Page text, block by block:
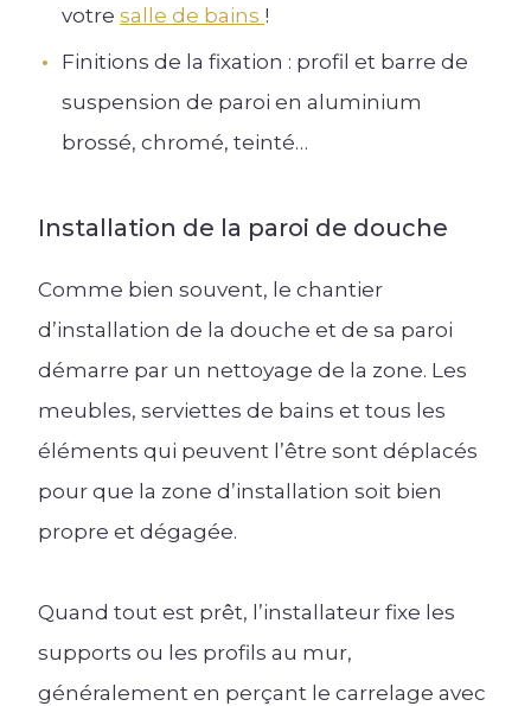
votre salle de bains !
Finitions de la fixation : profil et barre de
suspension de paroi en aluminium
brossé, chromé, teinté…
Installation de la paroi de douche
Comme bien souvent, le chantier
d’installation de la douche et de sa paroi
démarre par un nettoyage de la zone. Les
meubles, serviettes de bains et tous les
éléments qui peuvent l’être sont déplacés
pour que la zone d’installation soit bien
propre et dégagée.
Quand tout est prêt, l’installateur fixe les
supports ou les profils au mur,
généralement en perçant le carrelage avec